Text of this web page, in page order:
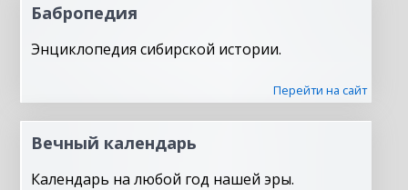
Бабропедия
Энциклопедия сибирской истории.
Перейти на сайт
Вечный календарь
Календарь на любой год нашей эры.